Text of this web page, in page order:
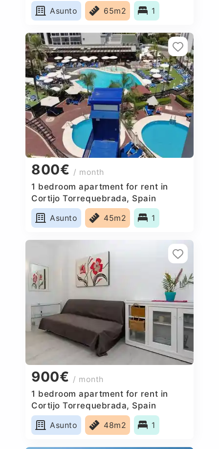
Asunto
65m2 1
800€ / month
1 bedroom apartment for rent in
Cortijo Torrequebrada, Spain
Asunto
45m2 1
900€ / month
1 bedroom apartment for rent in
Cortijo Torrequebrada, Spain
Asunto
48m2 1